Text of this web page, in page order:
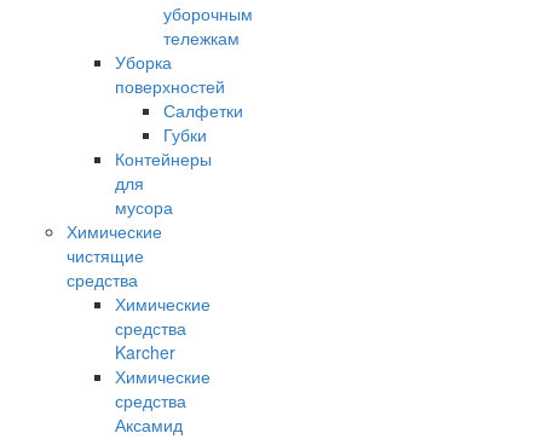
уборочным
тележкам
Уборка
поверхностей
Салфетки
Губки
Контейнеры
для
мусора
Химические
чистящие
средства
Химические
средства
Karcher
Химические
средства
Аксамид